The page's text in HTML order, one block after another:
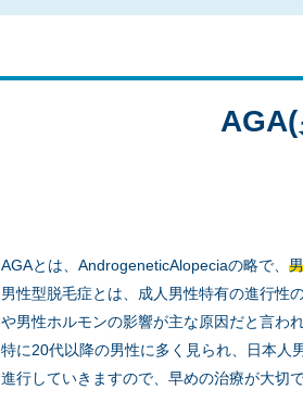
AGAとは、AndrogeneticAlopeciaの略で、
男性型脱毛症とは、成人男性特有の進行性
や男性ホルモンの影響が主な原因だと言われ
特に20代以降の男性に多く見られ、日本人
進行していきますので、早めの治療が大切で